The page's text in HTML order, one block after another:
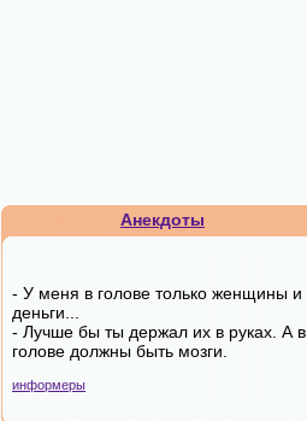
Анекдоты
- У меня в голове только женщины и
деньги...
- Лучше бы ты держал их в руках. А в
голове должны быть мозги.
информеры